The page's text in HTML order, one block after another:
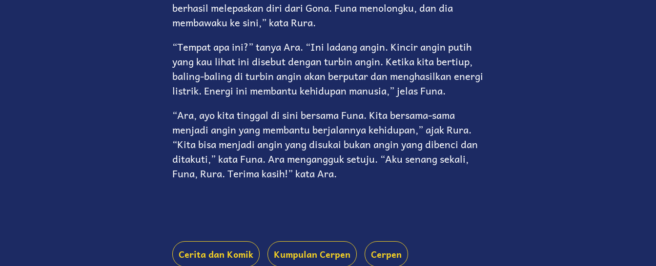
berhasil melepaskan diri dari Gona. Funa menolongku, dan dia
membawaku ke sini,” kata Rura.
“Tempat apa ini?” tanya Ara. “Ini ladang angin. Kincir angin putih
yang kau lihat ini disebut dengan turbin angin. Ketika kita bertiup,
baling-baling di turbin angin akan berputar dan menghasilkan energi
listrik. Energi ini membantu kehidupan manusia,” jelas Funa.
“Ara, ayo kita tinggal di sini bersama Funa. Kita bersama-sama
menjadi angin yang membantu berjalannya kehidupan,” ajak Rura.
“Kita bisa menjadi angin yang disukai bukan angin yang dibenci dan
ditakuti,” kata Funa. Ara mengangguk setuju. “Aku senang sekali,
Funa, Rura. Terima kasih!” kata Ara.
Cerita dan Komik Kumpulan Cerpen Cerpen